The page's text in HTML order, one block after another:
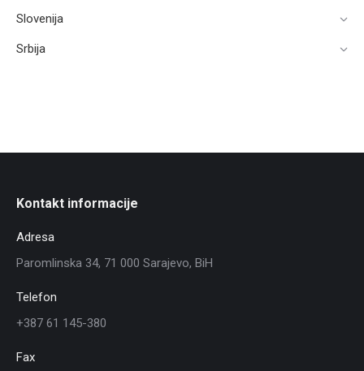
Slovenija
Srbija
Kontakt informacije
Adresa
Paromlinska 34, 71 000 Sarajevo, BiH
Telefon
+387 61 145-380
Fax